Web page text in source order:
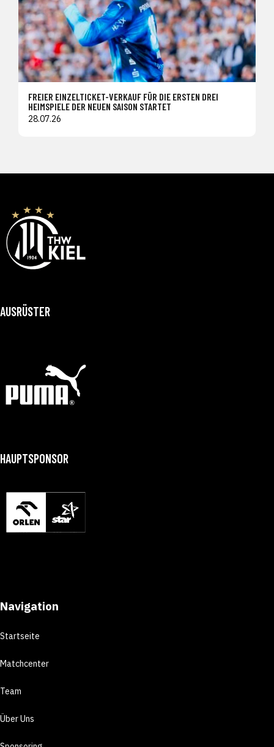
FREIER EINZELTICKET-VERKAUF FÜR DIE ERSTEN DREI
HEIMSPIELE DER NEUEN SAISON STARTET
28.07.26
AUSRÜSTER
HAUPTSPONSOR
Navigation
Startseite
Matchcenter
Team
Über Uns